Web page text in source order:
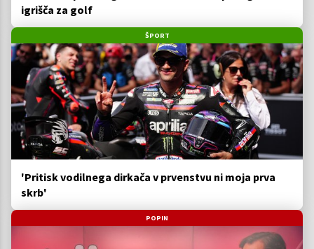
igrišča za golf
ŠPORT
'Pritisk vodilnega dirkača v prvenstvu ni moja prva
skrb'
POPIN